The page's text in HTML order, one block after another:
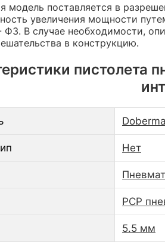
модель поставляется в
увеличения мощности
В случае необходимости,
в конструкцию.
пистолета
Нет
PCP
5.5 мм